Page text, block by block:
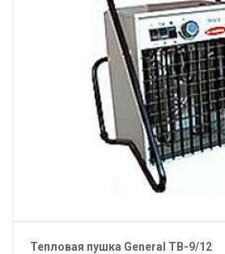
Тепловая пушка General ТВ-9/12